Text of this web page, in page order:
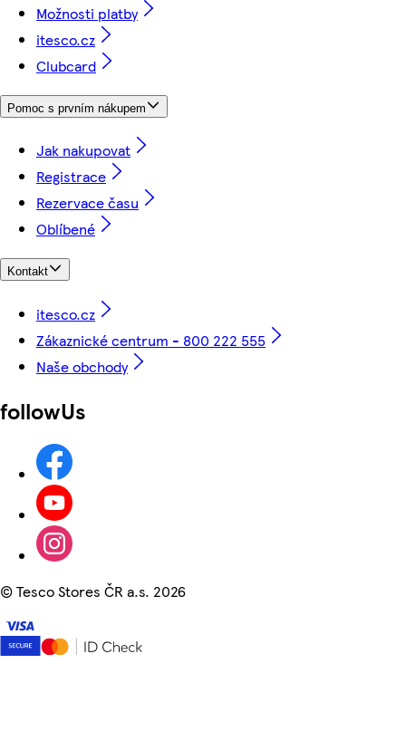
Možnosti platby
itesco.cz
Clubcard
Pomoc s prvním nákupem
Jak nakupovat
Registrace
Rezervace času
Oblíbené
Kontakt
itesco.cz
Zákaznické centrum - 800 222 555
Naše obchody
followUs
©Tesco Stores ČR a.s. 2026